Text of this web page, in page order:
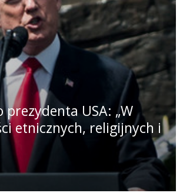
USA: „W
etnicznych, religijnych i